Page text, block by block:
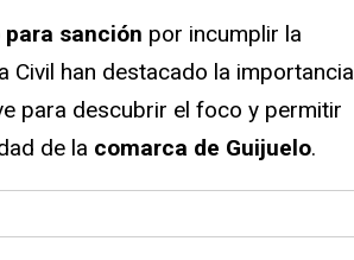
sanción por incumplir la
Civil han destacado la importancia
para descubrir el foco y permitir
de la comarca de Guijuelo.